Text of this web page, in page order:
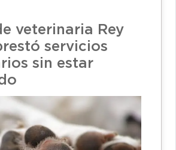
veterinaria Rey
servicios
sin estar